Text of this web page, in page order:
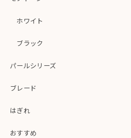
ホワイト
ブラック
パールシリーズ
ブレード
はぎれ
おすすめ